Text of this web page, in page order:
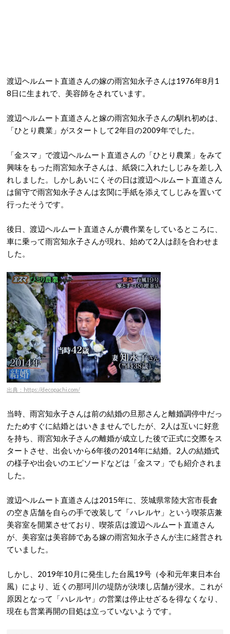
渡辺ヘルムート直道さんの嫁の雨宮知永子さんは1976年8月1
8日に生まれで、美容師をされています。
渡辺ヘルムート直道さんと嫁の雨宮知永子さんの馴れ初めは、
「ひとり農業」がスタートして2年目の2009年でした。
「金スマ」で渡辺ヘルムート直道さんの「ひとり農業」をみて
興味をもった雨宮知永子さんは、紙袋に入れたしじみを差し入
れしました。しかしあいにくその日は渡辺ヘルムート直道さん
は留守で雨宮知永子さんは玄関に手紙を添えてしじみを置いて
行ったそうです。
後日、渡辺ヘルムート直道さんが農作業をしているところに、
車に乗って雨宮知永子さんが現れ、始めて2人は顔を合わせま
した。
出典：https://decopachi.com/
当時、雨宮知永子さんは前の結婚の旦那さんと離婚調停中だっ
たためすぐに結婚とはいきませんでしたが、2人は互いに好意
を持ち、雨宮知永子さんの離婚が成立した後で正式に交際をス
タートさせ、出会いから6年後の2014年に結婚。2人の結婚式
の様子や出会いのエピソードなどは「金スマ」でも紹介されま
した。
渡辺ヘルムート直道さんは2015年に、茨城県常陸大宮市長倉
の空き店舗を自らの手で改装して「ハレルヤ」という喫茶店兼
美容室を開業させており、喫茶店は渡辺ヘルムート直道さん
が、美容室は美容師である嫁の雨宮知永子さんが主に経営され
ていました。
しかし、2019年10月に発生した台風19号（令和元年東日本台
風）により、近くの那珂川の堤防が決壊し店舗が浸水。これが
原因となって「ハレルヤ」の営業は停止せざるを得なくなり、
現在も営業再開の目処は立っていないようです。